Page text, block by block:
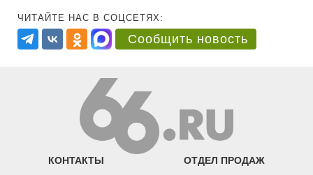
ЧИТАЙТЕ НАС В СОЦСЕТЯХ:
Сообщить новость
КОНТАКТЫ ОТДЕЛ ПРОДАЖ